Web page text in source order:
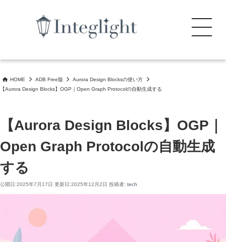
ス
キ
効率的に開始できます。
Menu
HOME ADB Free版
Aurora Design Blocksの使い方
【Aurora Design Blocks】OGP｜Open Graph Protocolの自動生成する
【Aurora Design Blocks】OGP｜
Open Graph Protocolの自動生成
する
公開日:2025年7月17日 更新日:2025年12月2日 投稿者: tech